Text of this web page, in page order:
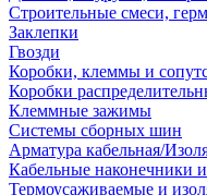
Строительные смеси,
Заклепки
Гвозди
Коробки, клеммы и
Коробки
Клеммные зажимы
Системы сборных шин
Арматура кабельная/
Кабельные наконечники
Термоусаживаемые и